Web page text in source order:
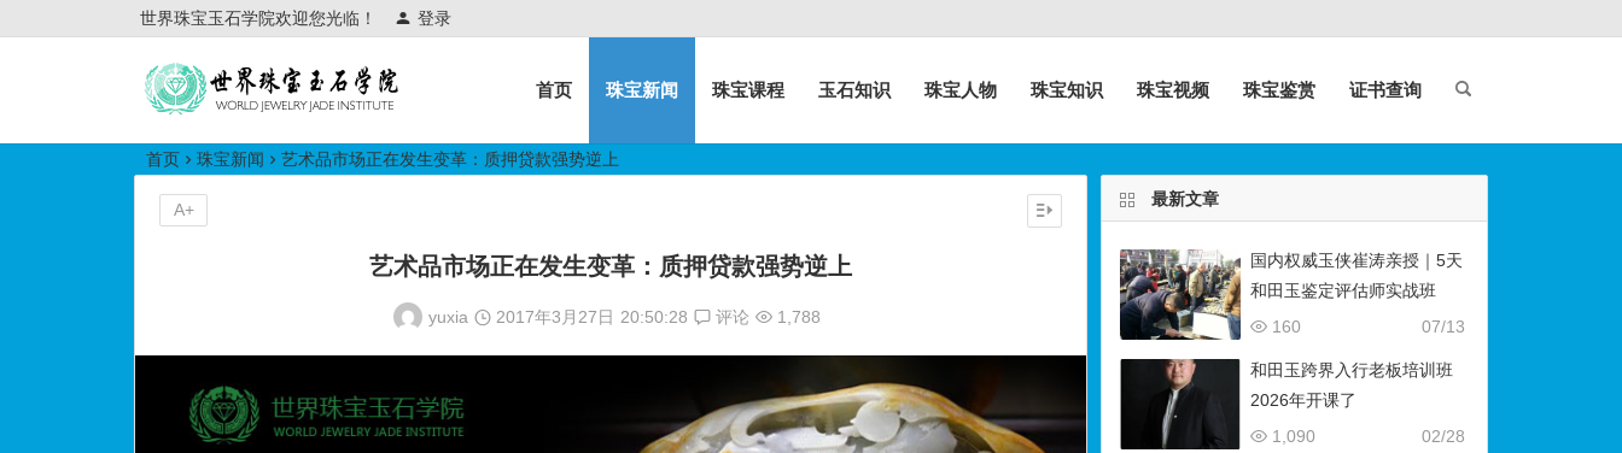
世界珠宝玉石学院欢迎您光临！ 登录
世界珠宝玉石学院培训中心
首页 珠宝新闻 珠宝课程 玉石知识 珠宝人物 珠宝知识 珠宝视频 珠宝鉴赏 证书查询
首页 珠宝新闻 艺术品市场正在发生变革：质押贷款强势逆上
艺术品市场正在发生变革：质押贷款强势逆上
yuxia 2017年3月27日 20:50:28 评论 1,788
A+
最新文章
国内权威玉侠崔涛亲授｜5天
和田玉鉴定评估师实战班
（石佛寺9月开班）
07/13
160
和田玉跨界入行老板培训班
2026年开课了
02/28
1,090